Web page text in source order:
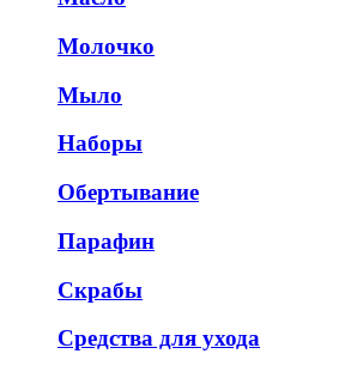
Молочко
Мыло
Наборы
Обертывание
Парафин
Скрабы
Средства для ухода